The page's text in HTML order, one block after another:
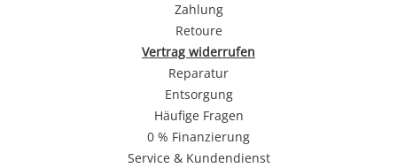
Zahlung
Retoure
Vertrag widerrufen
Reparatur
Entsorgung
Häufige Fragen
0 % Finanzierung
Service & Kundendienst